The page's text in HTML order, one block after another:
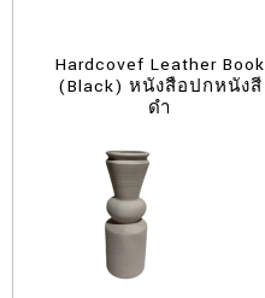
Hardcovef Leather Book
(Black) หนังสือปกหนังสี
ดำ